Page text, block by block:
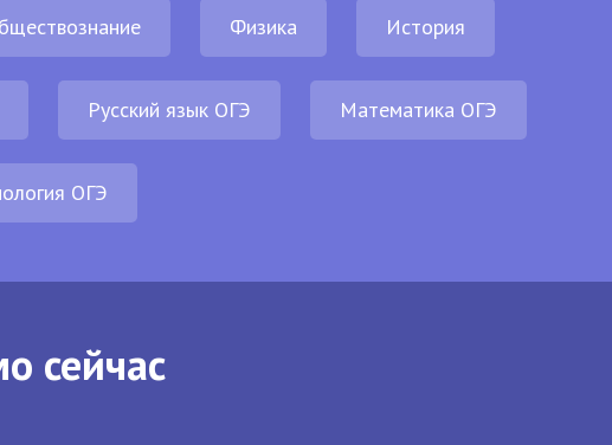
Физика История
Русский язык ОГЭ Математика ОГЭ
ОГЭ
сейчас